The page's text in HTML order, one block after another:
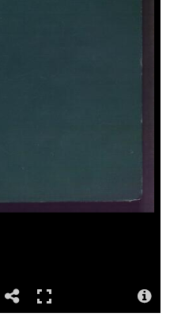
Library of Wales
Library of Wales